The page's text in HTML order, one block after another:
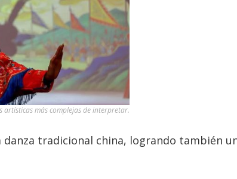
artísticas más complejas de interpretar.
tradicional china, logrando también